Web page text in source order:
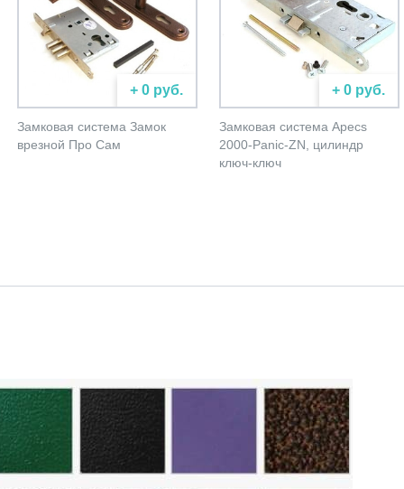
+ 0 руб.
Замковая система Замок
врезной Про Сам
+ 0 руб.
Замковая система Apecs
2000-Panic-ZN, цилиндр
ключ-ключ